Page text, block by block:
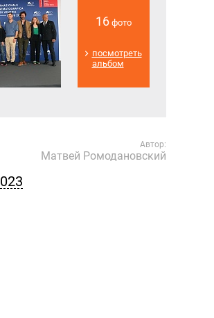
16фото
посмотреть
альбом
Автор:
Матвей Ромодановский